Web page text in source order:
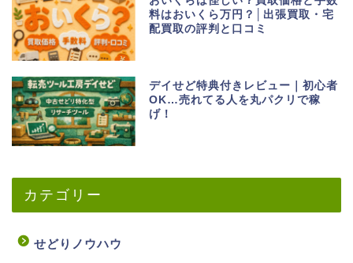
料はおいくら万円？│出張買取・宅
配買取の評判と口コミ
デイせど特典付きレビュー｜初心者
OK…売れてる人を丸パクリで稼
げ！
カテゴリー
せどりノウハウ